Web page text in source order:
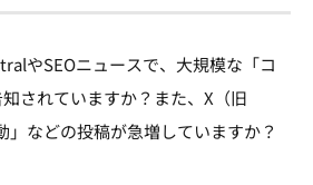
やSEOニュースで、大規模な「コ
されていますか？また、X（旧
などの投稿が急増していますか？